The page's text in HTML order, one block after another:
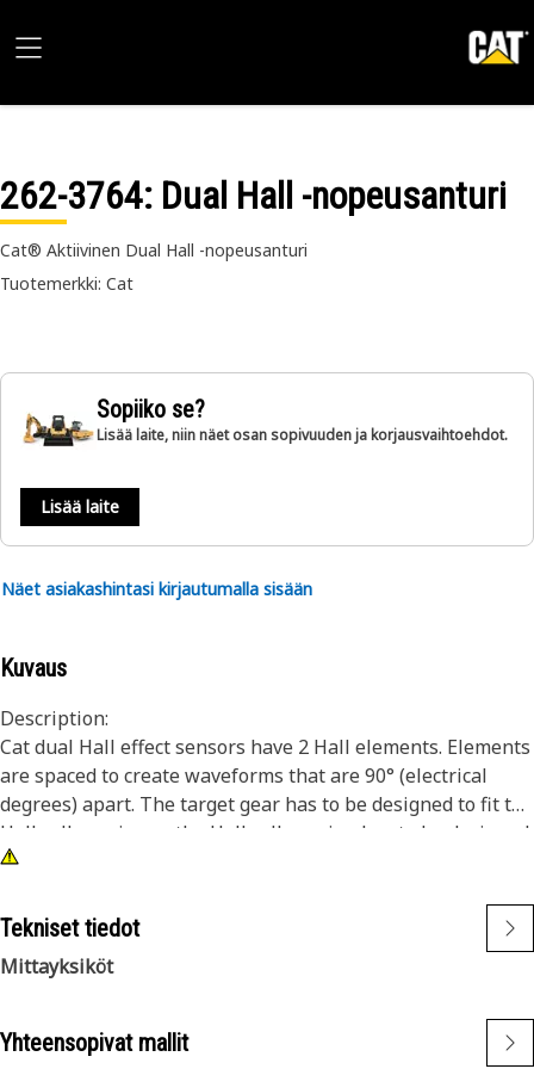
262-3764: Dual Hall -nopeusanturi
Cat® Aktiivinen Dual Hall -nopeusanturi
Tuotemerkki: Cat
Sopiiko se?
Lisää laite, niin näet osan sopivuuden ja korjausvaihtoehdot.
Lisää laite
Näet asiakashintasi kirjautumalla sisään
Kuvaus
Description:
Cat dual Hall effect sensors have 2 Hall elements. Elements
are spaced to create waveforms that are 90° (electrical
degrees) apart. The target gear has to be designed to fit the
Hall cell spacing or the Hall cell spacing has to be designed
to fit the target gear tooth spacing. This allows direction
• Two Hall elements
• Phase shift between two output signals provides
Tekniset tiedot
Mittayksiköt
Yhteensopivat mallit